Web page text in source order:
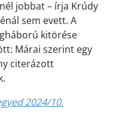
jobbat – írja Krúdy
sem evett. A
kitörése
Márai szerint egy
citerázott
2024/10.